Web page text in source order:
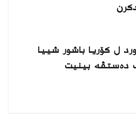
ل کۆریا باشور شییا
دەستڤە بینیت